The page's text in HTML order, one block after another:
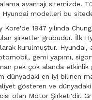
avantajı sitemizde.
Hyundai modelleri bu
Kore'de 1947 yılında
şirketler grubudur. İlk
kurulmuştur. Hyundai,
gemi yapımı,
pek çok alanda etkinlik
dünyadaki en iyi bilinen
gösteren ve
olan Motor Şirketi'dir.